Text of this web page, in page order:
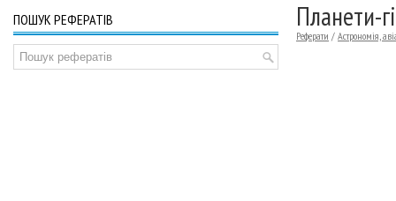
Планети-
Реферати / Астрономія,
ПОШУК РЕФЕРАТІВ